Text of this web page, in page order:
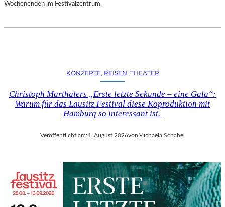
W
S
C
H
N
N
S
T
Ü
Wochenenden im Festivalzentrum.
KONZERTE, REISEN THEATER
Christoph Marthalers „Erste letzte Sekunde – eine Gala“:
Warum für das Lausitz Festival diese Koproduktion mit
Hamburg so interessant ist.
Veröffentlicht am:1. August 2026vonMichaela Schabel